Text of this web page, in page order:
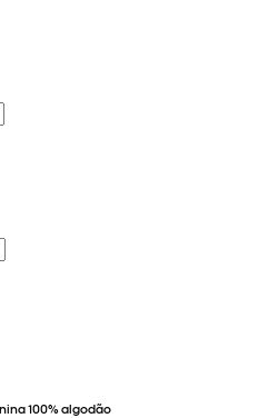
100% algodão